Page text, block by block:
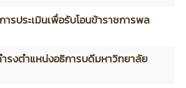
รประเมินเพื่อรับโอนข้าราชการพล
รงตำแหน่งอธิการบดีมหาวิทยาลัย